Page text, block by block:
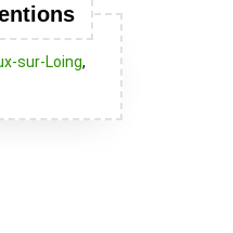
sur-Loing,